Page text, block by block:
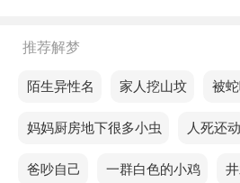
单身的人梦见抓了很大的鲤鱼，
危机，人缘会比较差，容易小气
稳定，但花钱困难，消费欲望低
已婚的人梦见抓了很大的鲤鱼，
推荐解梦
梦见陌生异性名 梦见家人挖山坟梦见被
梦见妈妈厨房地下很多小虫 梦见人死还动
梦见爸吵自己 梦见一群白色的小鸡梦见